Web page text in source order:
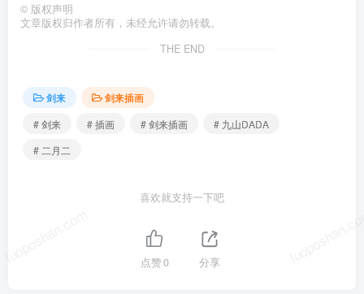
© 版权声明
文章版权归作者所有，未经允许请勿转载。
THE END
剑来
剑来插画
# 剑来
# 插画 # 剑来插画
# 九山DADA
# 二月二
喜欢就支持一下吧
点赞0 分享